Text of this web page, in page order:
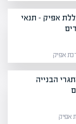
אפיק – תנאי
הבנייה